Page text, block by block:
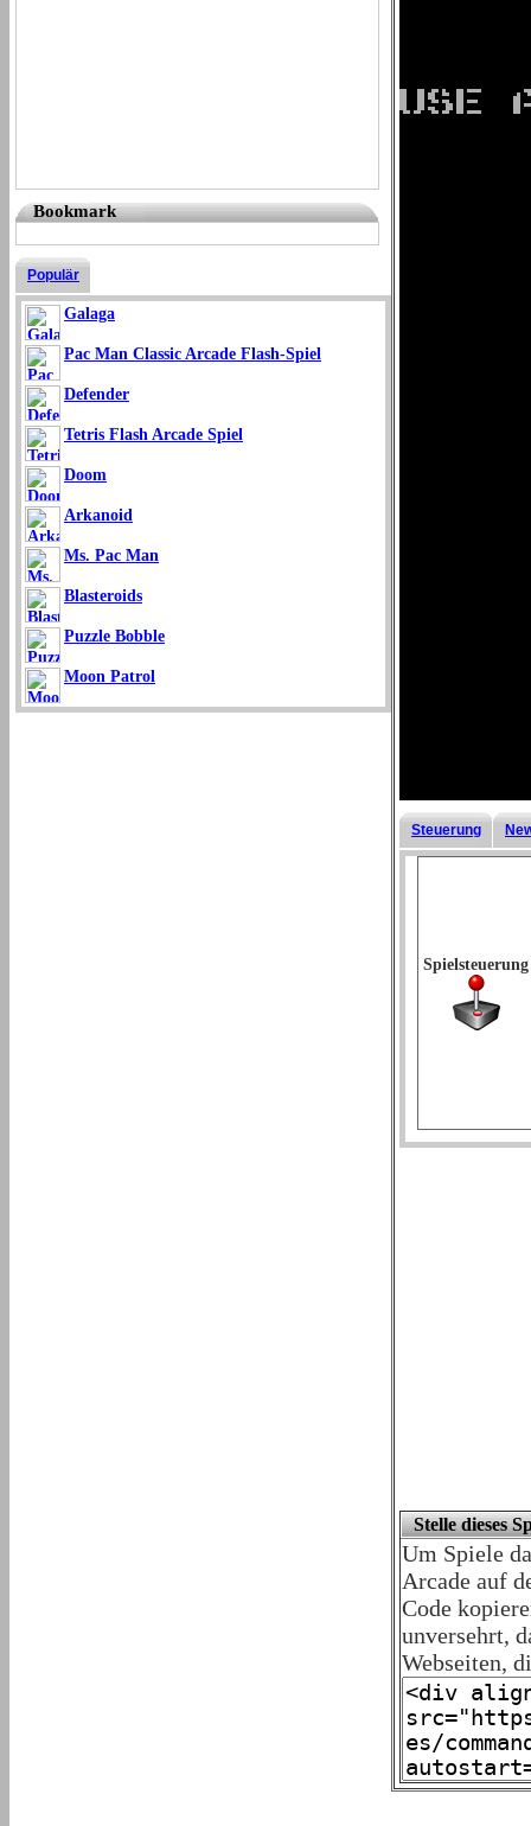
Bookmark
Populär
Galaga
Pac Man Classic Arcade Flash-Spiel
Defender
Tetris Flash Arcade Spiel
Doom
Arkanoid
Ms. Pac Man
Blasteroids
Puzzle Bobble
Moon Patrol
Steuerung
Spielsteuerung
Stelle dieses
Um Spiele
Arcade auf
Code
unversehrt,
Webseiten,